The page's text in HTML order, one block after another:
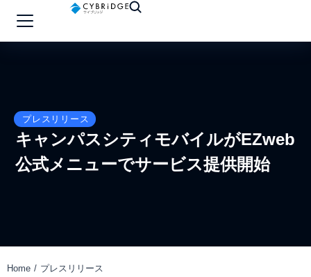
プレスリリース
キャンパスシティモバイルがEZweb
公式メニューでサービス提供開始
You are here:
Home
プレスリリース